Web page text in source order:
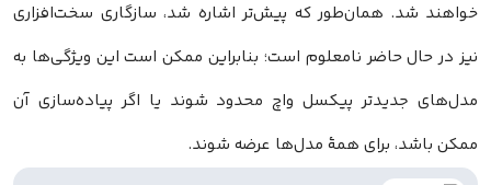
خواهند شد. همان‌طور که پیش‌تر اشاره شد، سازگاری سخت‌افزاری
نیز در حال حاضر نامعلوم است؛ بنابراین ممکن است این ویژگی‌ها به
مدل‌های جدیدتر پیکسل واچ محدود شوند یا اگر پیاده‌سازی آن
ممکن باشد، برای همهٔ مدل‌ها عرضه شوند.